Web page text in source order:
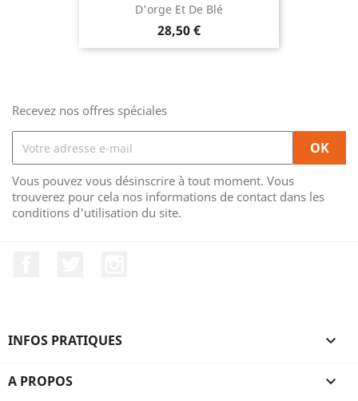
D'orge Et De Blé
Prix
28,50 €
Recevez nos offres spéciales
Vous pouvez vous désinscrire à tout moment. Vous
trouverez pour cela nos informations de contact dans les
conditions d'utilisation du site.
INFOS PRATIQUES 
A PROPOS 